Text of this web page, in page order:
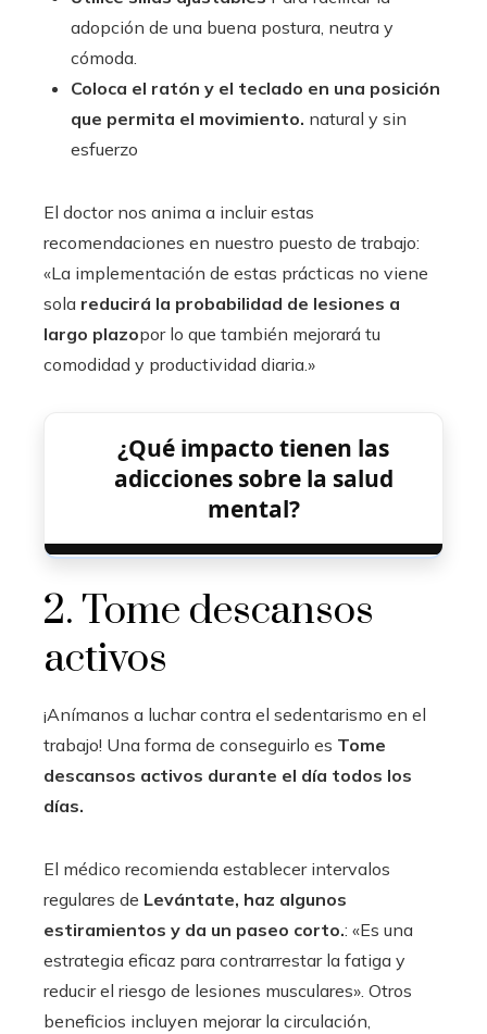
adopción de una buena postura, neutra y
cómoda.
Coloca el ratón y el teclado en una posición
que permita el movimiento. natural y sin
esfuerzo
El doctor nos anima a incluir estas
recomendaciones en nuestro puesto de trabajo:
«La implementación de estas prácticas no viene
sola reducirá la probabilidad de lesiones a
largo plazopor lo que también mejorará tu
comodidad y productividad diaria.»
¿Qué impacto tienen las
adicciones sobre la salud
mental?
2. Tome descansos
activos
¡Anímanos a luchar contra el sedentarismo en el
trabajo! Una forma de conseguirlo es Tome
descansos activos durante el día todos los
días.
El médico recomienda establecer intervalos
regulares de Levántate, haz algunos
estiramientos y da un paseo corto.: «Es una
estrategia eficaz para contrarrestar la fatiga y
reducir el riesgo de lesiones musculares». Otros
beneficios incluyen mejorar la circulación,